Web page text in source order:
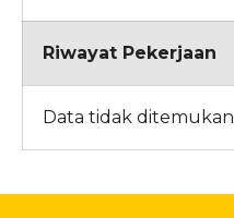
Riwayat Pekerjaan
Data tidak ditemukan